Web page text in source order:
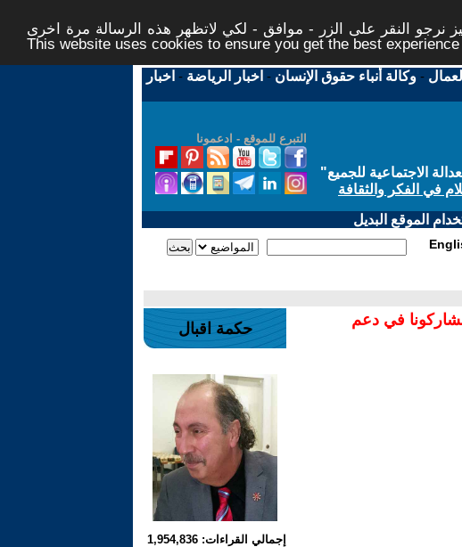
نرجو النقر على الزر - موافق - لكي لاتظهر هذه الرسالة مرة اخرى -
This website uses cookies to ensure you get the best
-وكالة أنباء حقوق الإنسان - اخبار الرياضة - اخبار
التبرع للموقع - ادعمونا
الاجتماعية للجميع"
في الفكر والثقافة
الموقع البديل
في دعم
حكمة اقبال
إجمالي القراءات: 1,954,836